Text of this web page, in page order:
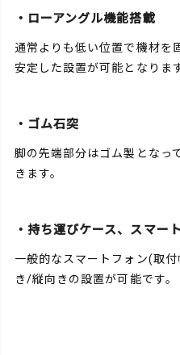
・ローアングル機能搭載
通常よりも低い位置で機材を
安定した設置が可能となります
・ゴム石突
脚の先端部分はゴム製となっ
きます。
・持ち運びケース、スマー
一般的なスマートフォン(取
き/縦向きの設置が可能です。